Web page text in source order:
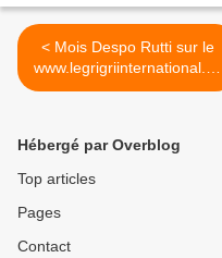
< Mois Despo Rutti sur le
www.legrigriinternational.co
m - Etranger en service
Hébergé par Overblog
Top articles
Pages
Contact